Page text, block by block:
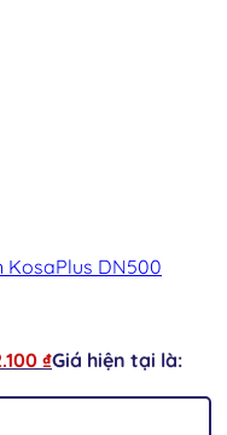
KosaPlus DN500
₫Giá hiện tại là: